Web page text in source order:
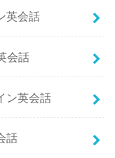
英会話
会話
ン英会話
話